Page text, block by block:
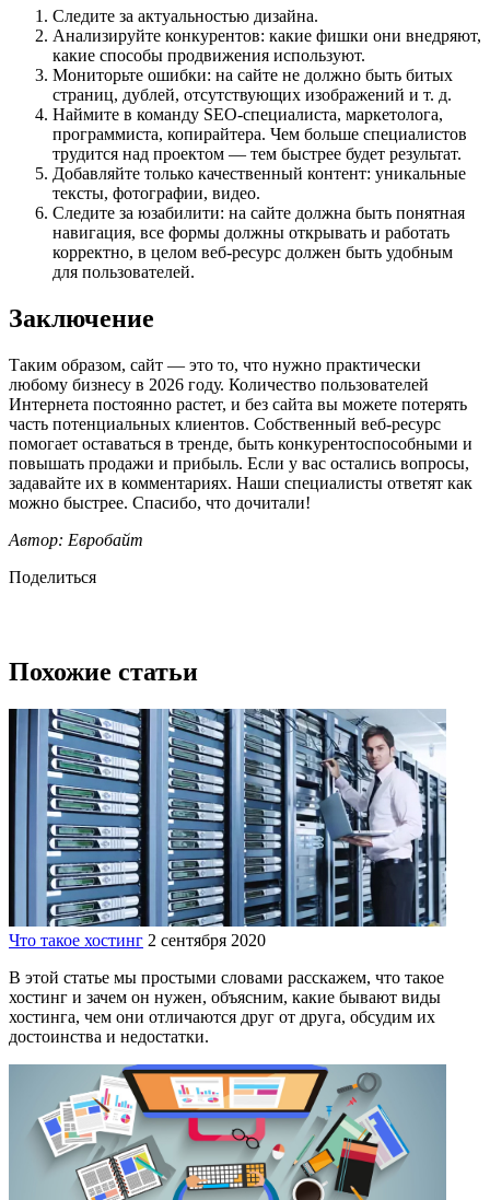
Следите за актуальностью дизайна.
Анализируйте конкурентов: какие фишки они внедряют,
какие способы продвижения используют.
Мониторьте ошибки: на сайте не должно быть битых
страниц, дублей, отсутствующих изображений и т. д.
Наймите в команду SEO-специалиста, маркетолога,
программиста, копирайтера. Чем больше специалистов
трудится над проектом — тем быстрее будет результат.
Добавляйте только качественный контент: уникальные
тексты, фотографии, видео.
Следите за юзабилити: на сайте должна быть понятная
навигация, все формы должны открывать и работать
корректно, в целом веб-ресурс должен быть удобным
для пользователей.
Заключение
Таким образом, сайт — это то, что нужно практически
любому бизнесу в 2026 году. Количество пользователей
Интернета постоянно растет, и без сайта вы можете потерять
часть потенциальных клиентов. Собственный веб-ресурс
помогает оставаться в тренде, быть конкурентоспособными и
повышать продажи и прибыль. Если у вас остались вопросы,
задавайте их в комментариях. Наши специалисты ответят как
можно быстрее. Спасибо, что дочитали!
Автор: Евробайт
Поделиться
Похожие статьи
Что такое хостинг 2 сентября 2020
В этой статье мы простыми словами расскажем, что такое
хостинг и зачем он нужен, объясним, какие бывают виды
хостинга, чем они отличаются друг от друга, обсудим их
достоинства и недостатки.